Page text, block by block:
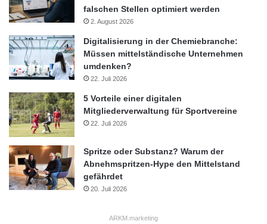
falschen Stellen optimiert werden
2. August 2026
Digitalisierung in der Chemiebranche:
Müssen mittelständische Unternehmen
umdenken?
22. Juli 2026
5 Vorteile einer digitalen
Mitgliederverwaltung für Sportvereine
22. Juli 2026
Spritze oder Substanz? Warum der
Abnehmspritzen-Hype den Mittelstand
gefährdet
20. Juli 2026
ARKM.marketing